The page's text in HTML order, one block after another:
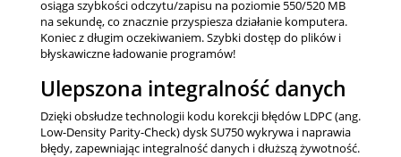
osiąga szybkości odczytu/zapisu na poziomie 550/520 MB
na sekundę, co znacznie przyspiesza działanie komputera.
Koniec z długim oczekiwaniem. Szybki dostęp do plików i
błyskawiczne ładowanie programów!
Ulepszona integralność danych
Dzięki obsłudze technologii kodu korekcji błędów LDPC (ang.
Low-Density Parity-Check) dysk SU750 wykrywa i naprawia
błędy, zapewniając integralność danych i dłuższą żywotność.